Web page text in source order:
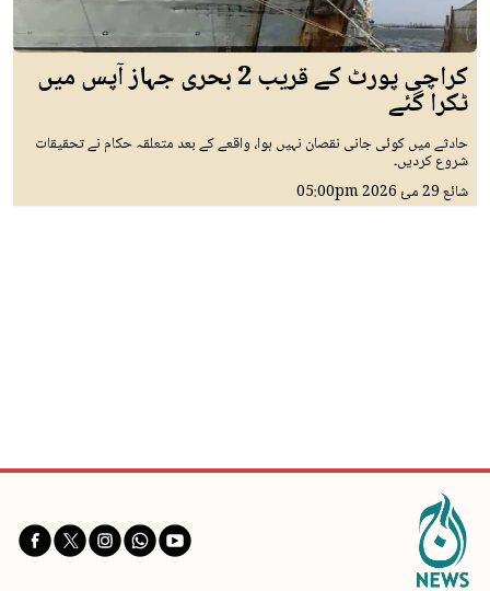
کراچی پورٹ کے قریب 2 بحری جہاز آپس میں
ٹکرا گئے
حادثے میں کوئی جانی نقصان نہیں ہوا، واقعے کے بعد متعلقہ حکام نے تحقیقات
شروع کردیں۔
شائع29 مئ 2026 05:00pm